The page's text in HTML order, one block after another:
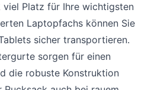
viel Platz für Ihre wichtigsten
Laptopfachs können Sie
sicher transportieren.
sorgen für einen
die robuste Konstruktion